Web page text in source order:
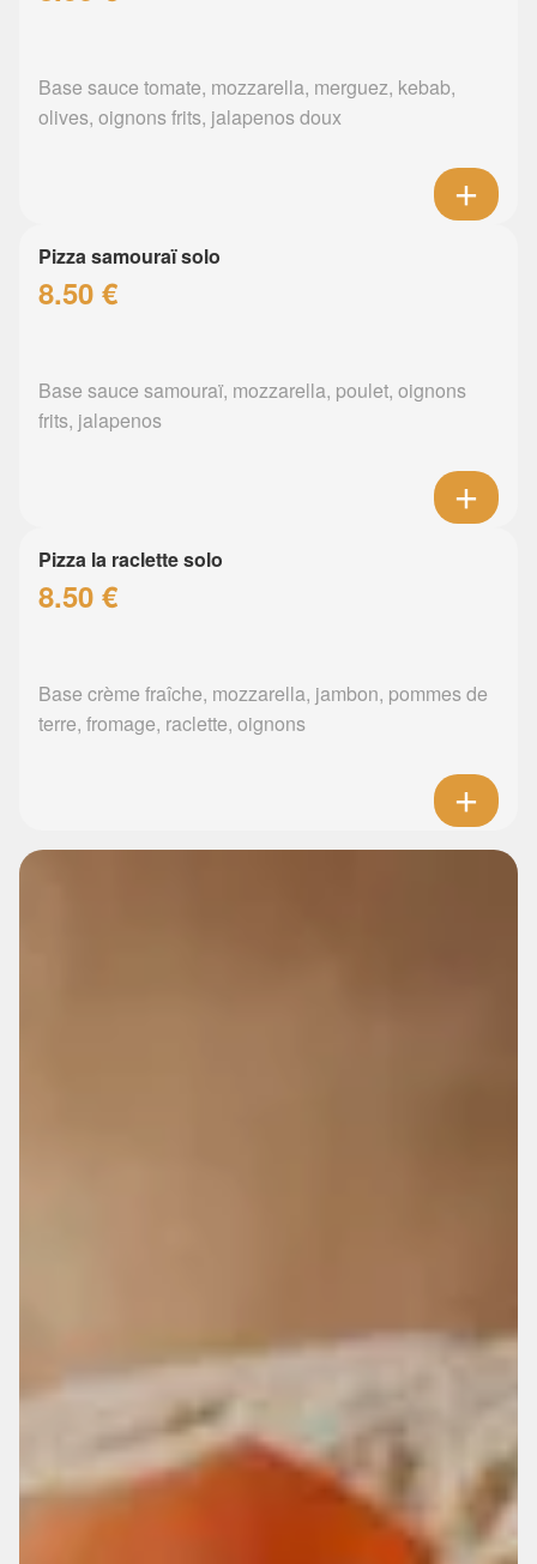
Base sauce tomate, mozzarella, merguez, kebab,
olives, oignons frits, jalapenos doux
Pizza samouraï solo
8.50 €
Base sauce samouraï, mozzarella, poulet, oignons
frits, jalapenos
Pizza la raclette solo
8.50 €
Base crème fraîche, mozzarella, jambon, pommes de
terre, fromage, raclette, oignons